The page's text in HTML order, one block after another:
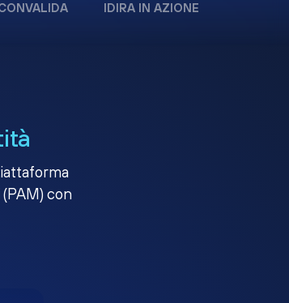
IDIRA IN AZIONE
con